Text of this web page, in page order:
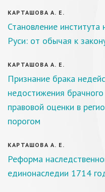
КАРТАШОВА А. Е.
Становление
Руси: от обычая к
КАРТАШОВА А. Е.
Признание брака
недостижения
правовой оценки в
порогом
КАРТАШОВА А. Е.
Реформа
единонаследии 1714